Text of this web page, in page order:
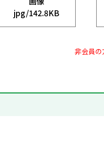
jpg/142.8KB
非会員の